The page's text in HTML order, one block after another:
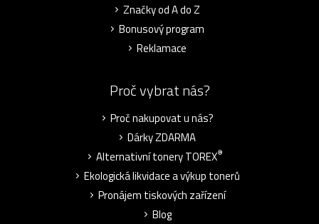
Značky od A do Z
Bonusový program
Reklamace
Proč vybrat nás?
Proč nakupovat u nás?
Dárky ZDARMA
Alternativní tonery TOREX®
Ekologická likvidace a výkup tonerů
Pronájem tiskových zařízení
Blog